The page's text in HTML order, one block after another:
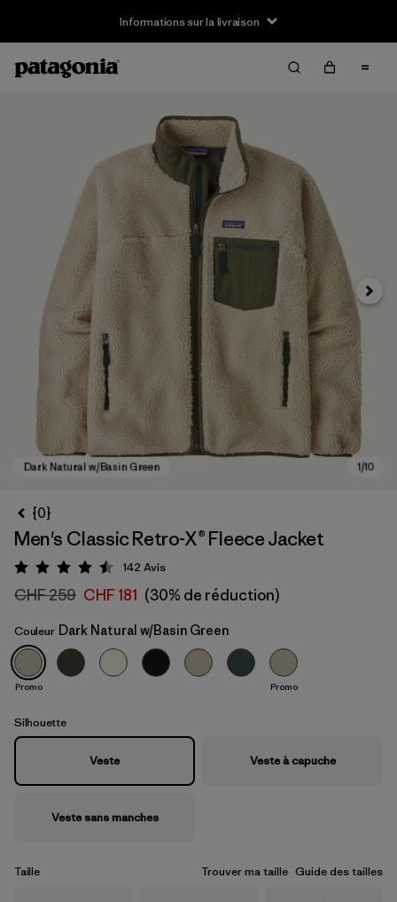
Informations sur la livraison
Dark Natural w/Basin Green
{0}
Men's Classic Retro-X® Fleece Jacket
Évaluation: 4.5 / 5
142 Avis
CHF 259 CHF 181 (30% de réduction)
Couleur Dark Natural w/Basin Green
Promo Promo
Silhouette
Veste Veste à capuche
Veste sans manches
Taille Trouver ma taille Guide des tailles